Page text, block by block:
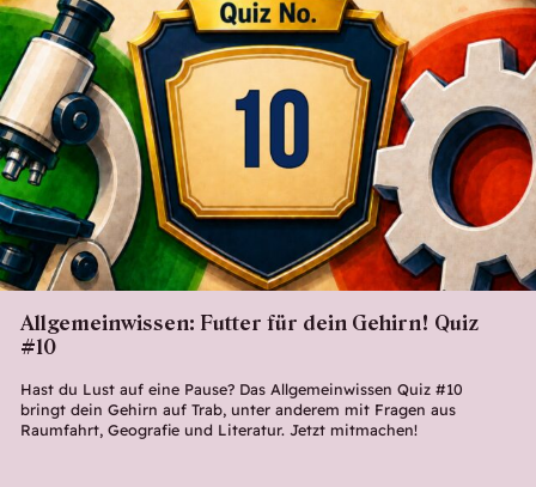
Allgemeinwissen: Futter für dein Gehirn! Quiz
#10
Hast du Lust auf eine Pause? Das Allgemeinwissen Quiz #10
bringt dein Gehirn auf Trab, unter anderem mit Fragen aus
Raumfahrt, Geografie und Literatur. Jetzt mitmachen!